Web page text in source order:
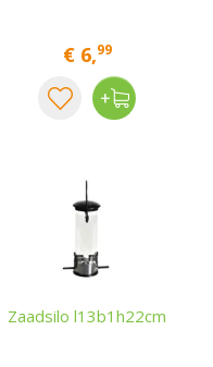
€ 6,99
Zaadsilo l13b1h22cm